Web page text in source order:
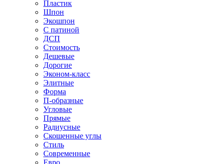
Пластик
Шпон
Экошпон
С патиной
ДСП
Стоимость
Дешевые
Дорогие
Эконом-класс
Элитные
Форма
П-образные
Угловые
Прямые
Радиусные
Скошенные углы
Стиль
Современные
Евро